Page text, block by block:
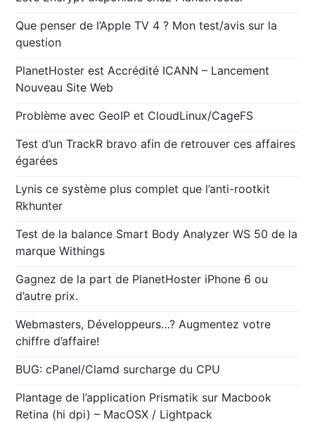
Que penser de l’Apple TV 4 ? Mon test/avis sur la
question
PlanetHoster est Accrédité ICANN – Lancement
Nouveau Site Web
Problème avec GeoIP et CloudLinux/CageFS
Test d’un TrackR bravo afin de retrouver ces affaires
égarées
Lynis ce système plus complet que l’anti-rootkit
Rkhunter
Test de la balance Smart Body Analyzer WS 50 de la
marque Withings
Gagnez de la part de PlanetHoster iPhone 6 ou
d’autre prix.
Webmasters, Développeurs…? Augmentez votre
chiffre d’affaire!
BUG: cPanel/Clamd surcharge du CPU
Plantage de l’application Prismatik sur Macbook
Retina (hi dpi) – MacOSX / Lightpack